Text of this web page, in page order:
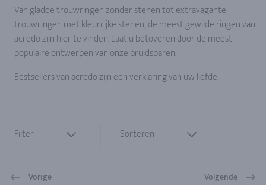
Van gladde trouwringen zonder stenen tot extravagante
trouwringen met kleurrijke stenen, de meest gewilde ringen van
acredo zijn hier te vinden. Laat u betoveren door de meest
populaire ontwerpen van onze bruidsparen.
Bestsellers van acredo zijn een verklaring van uw liefde.
Filter Sorteren
Vorige Volgende